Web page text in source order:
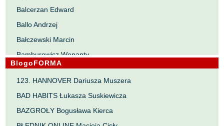
Balcerzan Edward
Ballo Andrzej
Bałczewski Marcin
Bamburowicz Wenanty
Bawołek Waldemar
Bereza Henryk
Berezin Kostia
Bielawa Jacek
BlogoFORMA
123. HANNOVER Dariusza Muszera
BAD HABITS Łukasza Suskiewicza
BAZGROŁY Bogusława Kierca